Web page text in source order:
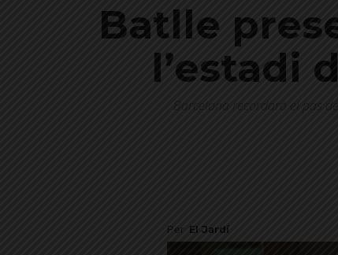
Batlle
l’estadi
Barcelona recordarà el pas
Per El Jardí